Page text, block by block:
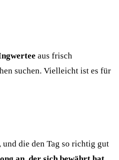
aus frisch
suchen. Vielleicht ist es für
die den Tag so richtig gut